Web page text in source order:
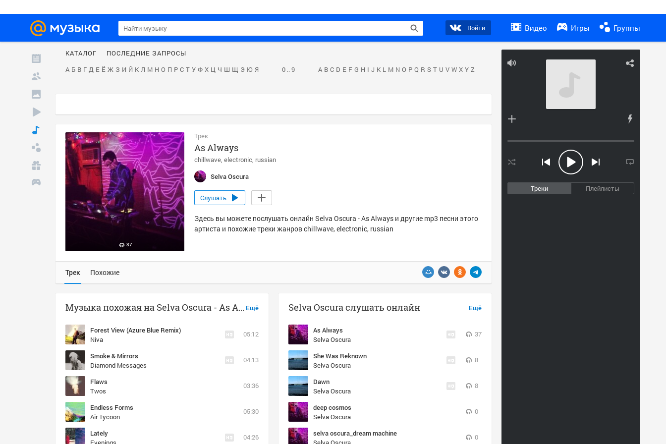
Войти Видео Игры Группы
Треки Плейлисты
КАТАЛОГ
ПОСЛЕДНИЕ ЗАПРОСЫ
А Б В Г Д Е Ё Ж З И Й К Л М Н О П Р С Т У Ф Х Ц Ч Ш Щ Э Ю Я 0 .. 9 A B C D E F G H I J K L M N O P Q R S T U V W X Y Z
37
Трек
As Always
chillwave electronic russian
Selva Oscura
Слушать
Здесь вы можете послушать онлайн Selva Oscura - As Always и другие mp3 песни этого
артиста и похожие треки жанров chillwave, electronic, russian
Трек Похожие
Ещё
Музыка похожая на Selva Oscura - As Always
Forest View (Azure Blue Remix)
Niva
05:12
Smoke & Mirrors
Diamond Messages
04:13
Flaws
Twos
03:36
Endless Forms
Air Tycoon
05:30
Lately
04:26
Ещё
Selva Oscura слушать онлайн
As Always
Selva Oscura
37
She Was Reknown
Selva Oscura
8
Dawn
Selva Oscura
8
deep cosmos
Selva Oscura
0
selva oscura_dream machine
0